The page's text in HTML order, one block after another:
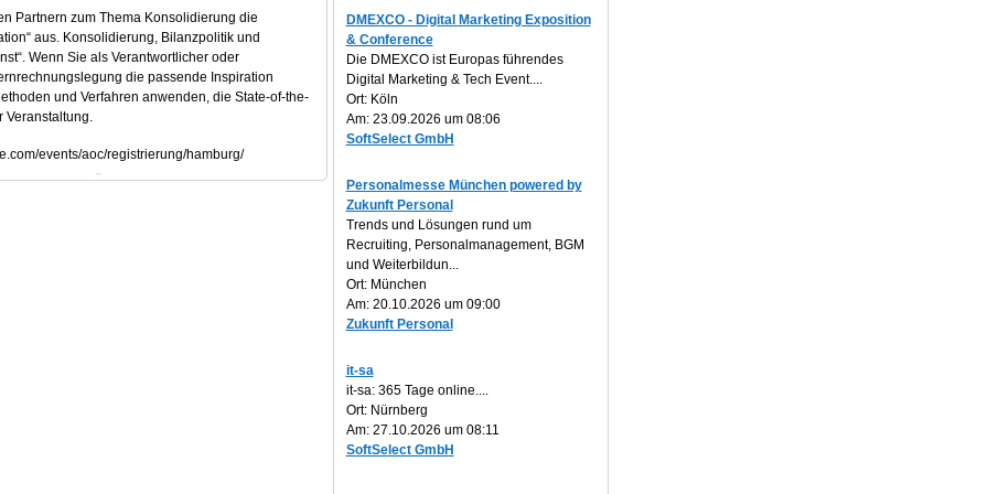
Partnern zum Thema Konsolidierung die
aus. Konsolidierung, Bilanzpolitik und
Wenn Sie als Verantwortlicher oder
die passende Inspiration
und Verfahren anwenden, die State-of-the-
Veranstaltung.
events/aoc/registrierung/hamburg/
DMEXCO - Digital Marketing Exposition
& Conference
Die DMEXCO ist Europas führendes
Digital Marketing & Tech Event....
Ort: Köln
Am: 23.09.2026 um 08:06
SoftSelect GmbH
Personalmesse München powered by
Zukunft Personal
Trends und Lösungen rund um
Recruiting, Personalmanagement, BGM
und Weiterbildun...
Ort: München
Am: 20.10.2026 um 09:00
Zukunft Personal
it-sa
it-sa: 365 Tage online....
Ort: Nürnberg
Am: 27.10.2026 um 08:11
SoftSelect GmbH